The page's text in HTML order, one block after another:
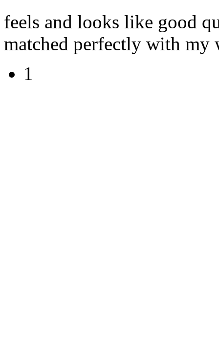
feels and looks like good
matched perfectly with my
1